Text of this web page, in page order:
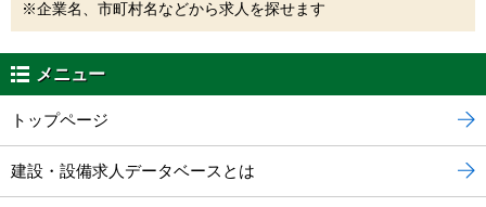
※企業名、市町村名などから求人を探せます
メニュー
トップページ
建設・設備求人データベースとは